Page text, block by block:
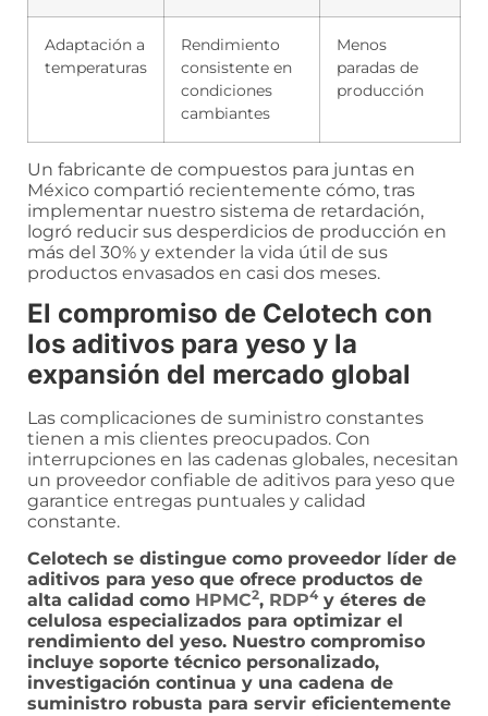
Adaptación a
temperaturas
Rendimiento
consistente en
condiciones
cambiantes
Menos
paradas de
producción
Un fabricante de compuestos para juntas en
México compartió recientemente cómo, tras
implementar nuestro sistema de retardación,
logró reducir sus desperdicios de producción en
más del 30% y extender la vida útil de sus
productos envasados en casi dos meses.
El compromiso de Celotech con
los aditivos para yeso y la
expansión del mercado global
Las complicaciones de suministro constantes
tienen a mis clientes preocupados. Con
interrupciones en las cadenas globales, necesitan
un proveedor confiable de aditivos para yeso que
garantice entregas puntuales y calidad
constante.
Celotech se distingue como proveedor líder de
aditivos para yeso que ofrece productos de
alta calidad como HPMC2, RDP4y éteres de
celulosa especializados para optimizar el
rendimiento del yeso. Nuestro compromiso
incluye soporte técnico personalizado,
investigación continua y una cadena de
suministro robusta para servir eficientemente